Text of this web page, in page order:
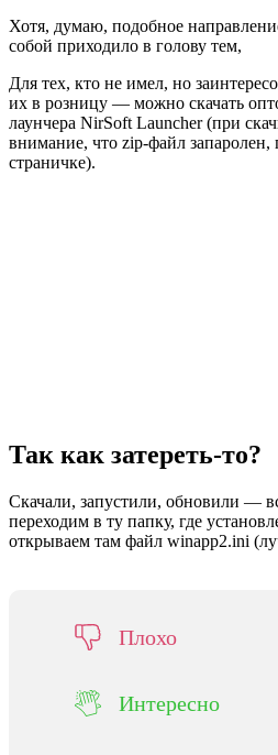
Хотя, думаю, подобное
собой приходило в голову тем,
Для тех, кто не имел, но
их в розницу — можно скачать
лаунчера NirSoft Launcher (при
внимание, что zip-файл запаролен,
страничке).
Так как затереть-то?
Скачали, запустили, обновили —
переходим в ту папку, где
открываем там файл winapp2.ini
Плохо
Интересно